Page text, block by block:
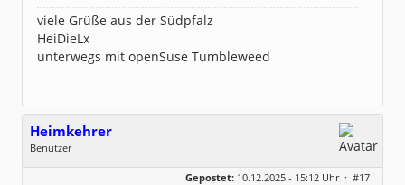
viele Grüße aus der Südpfalz
HeiDieLx
unterwegs mit openSuse Tumbleweed
Heimkehrer
Benutzer
Geschlecht:
keine Angabe
Gepostet: 10.12.2025 - 15:12 Uhr · #17